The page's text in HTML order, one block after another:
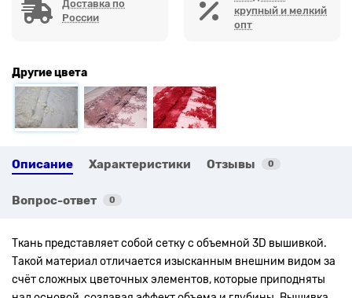
Доставка по
России
крупный и мелкий
опт
Другие цвета
Описание Характеристики Отзывы 0
Вопрос-ответ 0
Ткань представляет собой сетку с объемной 3D вышивкой.
Такой материал отличается изысканным внешним видом за
счёт сложных цветочных элементов, которые приподняты